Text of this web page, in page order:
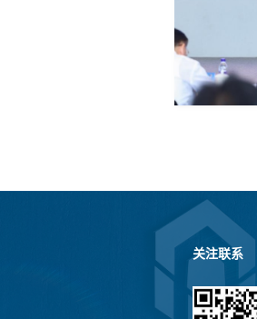
关注联系